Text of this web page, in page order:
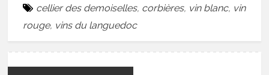
cellier des demoiselles, corbières, vin blanc, vin
rouge, vins du languedoc